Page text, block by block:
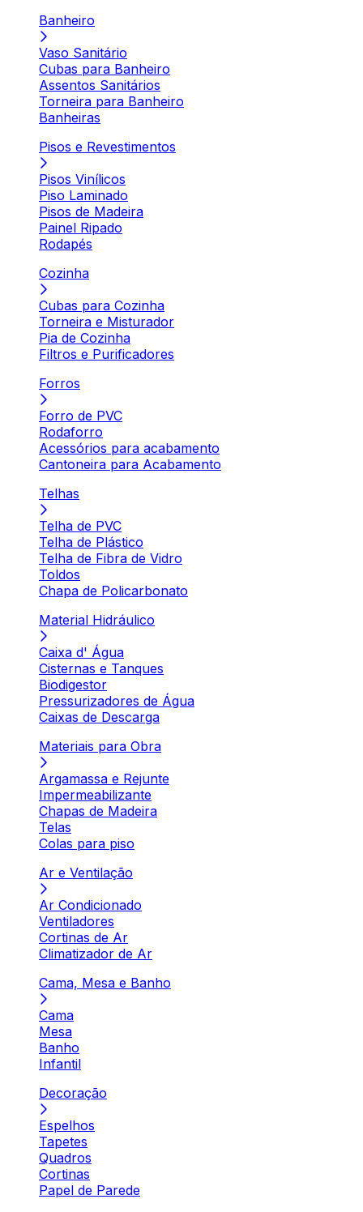
Banheiro
Vaso Sanitário
Cubas para Banheiro
Assentos Sanitários
Torneira para Banheiro
Banheiras
Pisos e Revestimentos
Pisos Vinílicos
Piso Laminado
Pisos de Madeira
Painel Ripado
Rodapés
Cozinha
Cubas para Cozinha
Torneira e Misturador
Pia de Cozinha
Filtros e Purificadores
Forros
Forro de PVC
Rodaforro
Acessórios para acabamento
Cantoneira para Acabamento
Telhas
Telha de PVC
Telha de Plástico
Telha de Fibra de Vidro
Toldos
Chapa de Policarbonato
Material Hidráulico
Caixa d' Água
Cisternas e Tanques
Biodigestor
Pressurizadores de Água
Caixas de Descarga
Materiais para Obra
Argamassa e Rejunte
Impermeabilizante
Chapas de Madeira
Telas
Colas para piso
Ar e Ventilação
Ar Condicionado
Ventiladores
Cortinas de Ar
Climatizador de Ar
Cama, Mesa e Banho
Cama
Mesa
Banho
Infantil
Decoração
Espelhos
Tapetes
Quadros
Cortinas
Papel de Parede